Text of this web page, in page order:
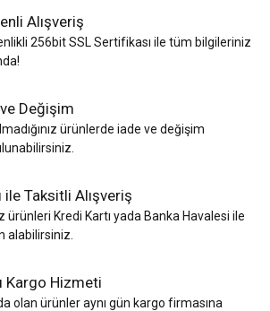
Alışveriş
256bit SSL Sertifikası ile tüm bilgileriniz
Değişim
ürünlerde iade ve değişim
ile Taksitli Alışveriş
ürünleri Kredi Kartı yada Banka Havalesi ile
alabilirsiniz.
Kargo Hizmeti
olan ürünler aynı gün kargo firmasına